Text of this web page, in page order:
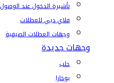
تأشيرة الدخول عند الوصول
فلاي دبي للعطلات
وجهات العطلات الصيفية
وجهات جديدة
حلب
بوخارا